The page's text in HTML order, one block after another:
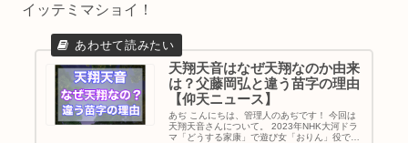
イッテミマショイ！
天翔天音はなぜ天翔なのか由来
は？父藤岡弘と違う苗字の理由
【仰天ニュース】
あぢ こんにちは、管理人のあぢです！ 今回は
天翔天音さんについて。 2023年NHK大河ドラ
マ「どうする家康」で遊び女「おりん」役で初